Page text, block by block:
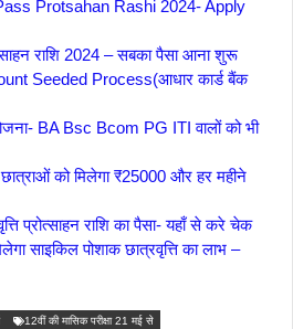
Protsahan Rashi 2024- Apply
राशि 2024 – सबका पैसा आना शुरू
Seeded Process(आधार कार्ड बैंक
BA Bsc Bcom PG ITI वालों को भी
छात्राओं को मिलेगा ₹25000 और हर महीने
प्रोत्साहन राशि का पैसा- यहाँ से करे चेक
साइकिल पोशाक छात्रवृत्ति का लाभ –
12वीं की मासिक परीक्षा 21 मई से